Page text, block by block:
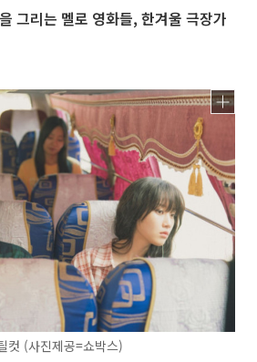
그리는 멜로 영화들, 한겨울 극장가
(사진제공=쇼박스)